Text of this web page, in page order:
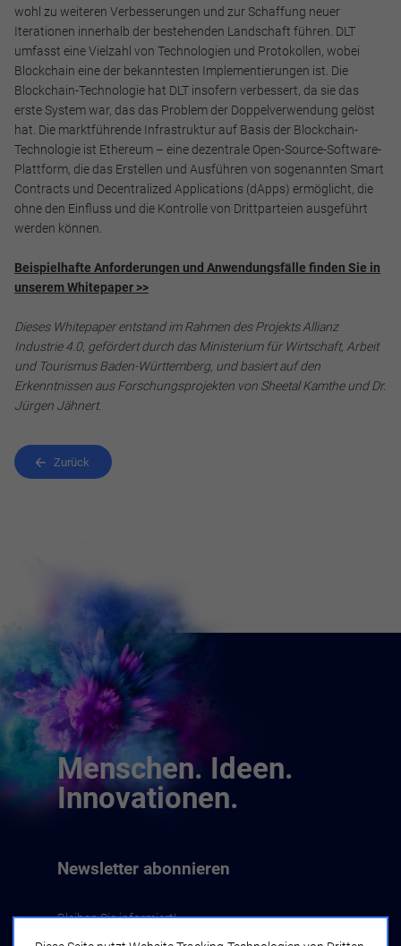
wohl zu weiteren Verbesserungen und zur Schaffung neuer
Iterationen innerhalb der bestehenden Landschaft führen. DLT
umfasst eine Vielzahl von Technologien und Protokollen, wobei
Blockchain eine der bekanntesten Implementierungen ist. Die
Blockchain-Technologie hat DLT insofern verbessert, da sie das
erste System war, das das Problem der Doppelverwendung gelöst
hat. Die marktführende Infrastruktur auf Basis der Blockchain-
Technologie ist Ethereum – eine dezentrale Open-Source-Software-
Plattform, die das Erstellen und Ausführen von sogenannten Smart
Contracts und Decentralized Applications (dApps) ermöglicht, die
ohne den Einfluss und die Kontrolle von Drittparteien ausgeführt
werden können.
Beispielhafte Anforderungen und Anwendungsfälle finden Sie in
unserem Whitepaper >>
Dieses Whitepaper entstand im Rahmen des Projekts Allianz
Industrie 4.0, gefördert durch das Ministerium für Wirtschaft, Arbeit
und Tourismus Baden-Württemberg, und basiert auf den
Erkenntnissen aus Forschungsprojekten von Sheetal Kamthe und Dr.
Jürgen Jähnert.
Zurück
Menschen. Ideen.
Innovationen.
Newsletter abonnieren
Bleiben Sie informiert!
Impressum Datenschutz